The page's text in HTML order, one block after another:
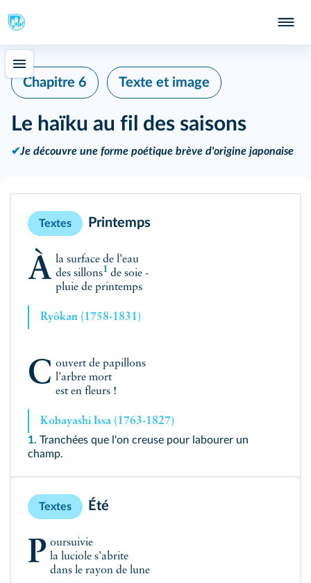
Chapitre 6 Texte et image
Le haïku au fil des saisons
✔Je découvre une forme poétique brève d'origine japonaise
Textes Printemps
À la surface de l'eau
des sillons1 de soie -
pluie de printemps
Ryôkan (1758-1831)
Couvert de papillons
l'arbre mort
est en fleurs !
Kobayashi Issa (1763-1827)
1. Tranchées que l'on creuse pour labourer un
champ.
Textes Été
Poursuivie
la luciole s'abrite
dans le rayon de lune